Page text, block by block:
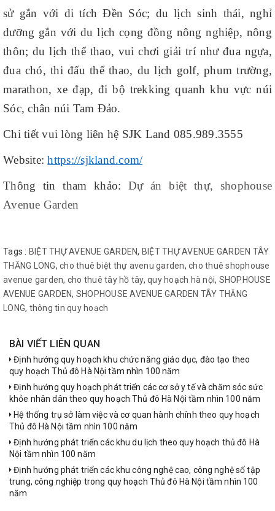
sử gắn với di tích Đền Sóc; du lịch sinh thái, nghỉ
dưỡng gắn với du lịch cọng đồng nông nghiệp, nông
thôn; du lịch thể thao, vui chơi giải trí như đua ngựa,
đua chó, thi đấu thể thao, du lịch golf, phum trường,
marathon, xe đạp, đi bộ trekking quanh khu vực núi
Sóc, chân núi Tam Đảo.
Chi tiết vui lòng liên hệ SJK Land 085.989.3555
Website:https://sjkland.com/
Thông tin tham khảo: Dự án biệt thự, shophouse
Avenue Garden
Tags : BIỆT THỰ AVENUE GARDEN, BIỆT THỰ AVENUE GARDEN TÂY
THĂNG LONG, cho thuê biệt thự avenu garden, cho thuê shophouse
avenue garden, cho thuê tây hồ tây, quy hoạch hà nội, SHOPHOUSE
AVENUE GARDEN, SHOPHOUSE AVENUE GARDEN TÂY THĂNG
LONG, thông tin quy hoạch
BÀI VIẾT LIÊN QUAN
Định hướng quy hoạch khu chức năng giáo dục, đào tạo theo
quy hoạch Thủ đô Hà Nội tầm nhìn 100 năm
Định hướng quy hoạch phát triển các cơ sở y tế và chăm sóc sức
khỏe nhân dân theo quy hoạch Thủ đô Hà Nội tầm nhìn 100 năm
Hệ thống trụ sở làm việc và cơ quan hành chính theo quy hoạch
Thủ đô Hà Nội tầm nhìn 100 năm
Định hướng phát triển các khu du lịch theo quy hoạch thủ đô Hà
Nội tầm nhìn 100 năm
Định hướng phát triển các khu công nghệ cao, công nghệ số tập
trung, công nghiệp trong quy hoạch Thủ đô Hà Nội tầm nhìn 100
năm